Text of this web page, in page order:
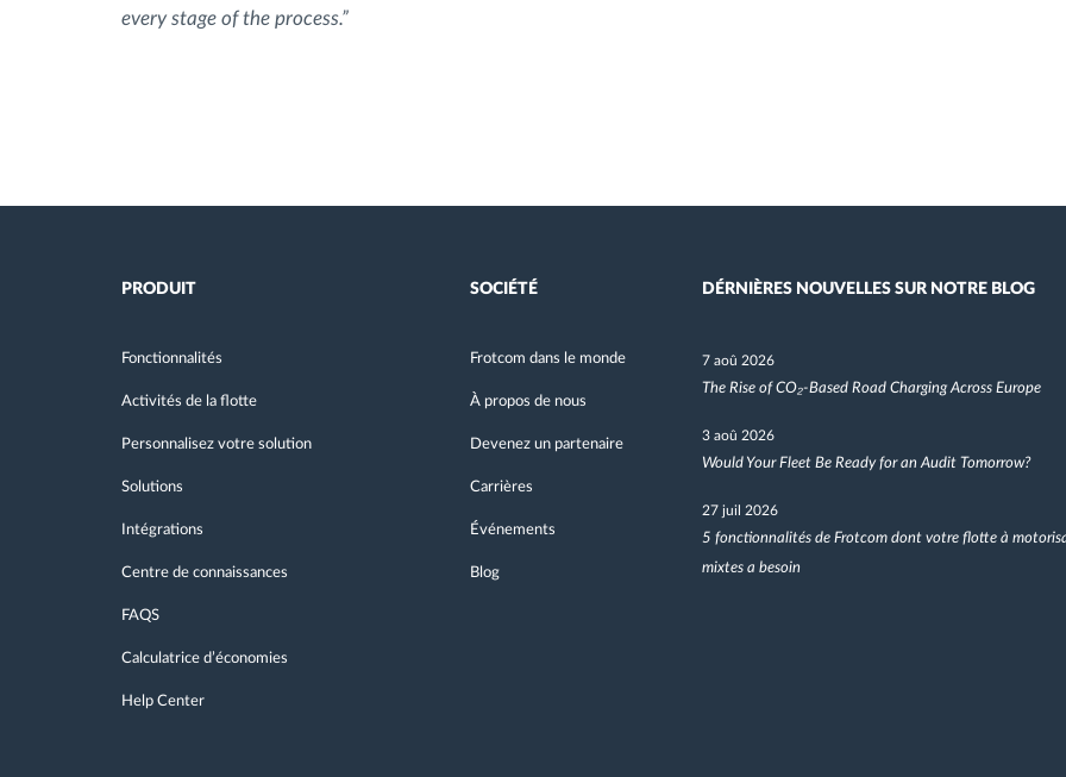
every stage of the process.”
PRODUIT
Fonctionnalités
Activités de la flotte
Personnalisez votre solution
Solutions
Intégrations
Centre de connaissances
FAQS
Calculatrice d’économies
Help Center
SOCIÉTÉ
Frotcom dans le monde
À propos de nous
Devenez un partenaire
Carrières
Événements
Blog
DÉRNIÈRES NOUVELLES SUR NOTRE BLOG
7 aoû 2026
The Rise of CO₂-Based Road Charging Across Europe
3 aoû 2026
Would Your Fleet Be Ready for an Audit Tomorrow?
27 juil 2026
5 fonctionnalités de Frotcom dont votre flotte à
mixtes a besoin